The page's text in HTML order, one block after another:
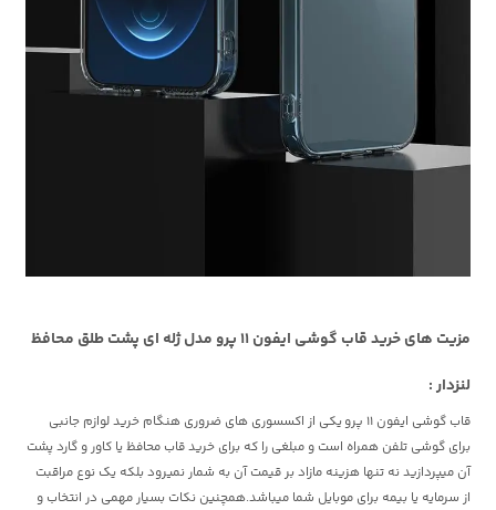
مزیت های خرید
قاب گوشی ایفون 11 پرو مدل ژله ای پشت طلق محافظ
لنزدار :
قاب گوشی ایفون 11 پرو
یکی از اکسسوری های ضروری هنگام خرید لوازم جانبی
برای گوشی تلفن همراه است و مبلغی را که برای خرید قاب محافظ یا کاور و گارد پشت
آن میپردازید نه تنها هزینه مازاد بر قیمت آن به شمار نمیرود بلکه یک نوع مراقبت
از سرمایه یا بیمه برای موبایل شما میباشد.همچنین نکات بسیار مهمی در انتخاب و